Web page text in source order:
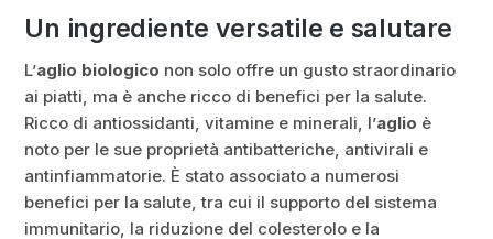
Un ingrediente versatile e salutare
L’aglio biologico non solo offre un gusto straordinario
ai piatti, ma è anche ricco di benefici per la salute.
Ricco di antiossidanti, vitamine e minerali, l’aglio è
noto per le sue proprietà antibatteriche, antivirali e
antinfiammatorie. È stato associato a numerosi
benefici per la salute, tra cui il supporto del sistema
immunitario, la riduzione del colesterolo e la